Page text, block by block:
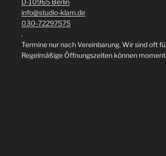
info@studio-klam.de
030-72297575
.
Termine nur nach Vereinbarung. Wir sind oft
Regelmäßige Öffnungszeiten können